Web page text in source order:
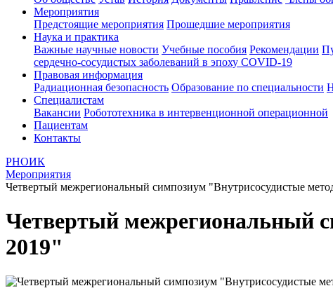
Мероприятия
Предстоящие мероприятия Прошедшие мероприятия
Наука и практика
Важные научные новости Учебные пособия Рекомендации
сердечно-сосудистых заболеваний в эпоху COVID-19
Правовая информация
Радиационная безопасность Образование по специальности
Специалистам
Вакансии Робототехника в интервенционной операционной
Пациентам
Контакты
РНОИК
Мероприятия
Четвертый межрегиональный симпозиум "Внутрисосудистые
Четвертый межрегиональный
2019"